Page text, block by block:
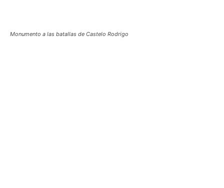
Monumento a las batallas de Castelo Rodrigo